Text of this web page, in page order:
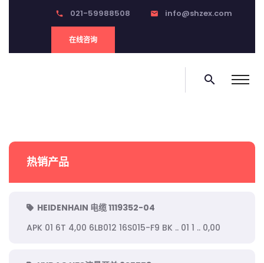
phone 021-59988508 email info@shzex.com
在线咨询
search
热销产品
HEIDENHAIN 电缆 1119352-04
APK 01 6T 4,00 6LB012 16S015-F9 BK .. 01 1 .. 0,00